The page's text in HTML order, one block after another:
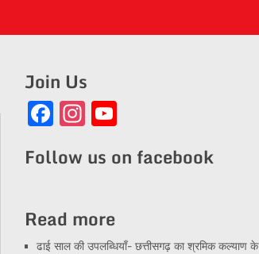
Join Us
Facebook
Instagram
Follow us on facebook
Read more
ढाई साल की उपलब्धियाँ- छत्तीसगढ़ का श्रमिक कल्याण के